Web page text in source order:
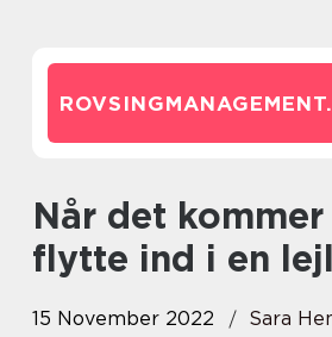
ROVSINGMANAGEMENT.
Når det kommer til at
flytte ind i en
15 November 2022
Sara